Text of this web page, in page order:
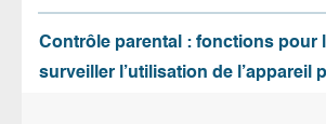
Contrôle parental : fonctions pour
surveiller l’utilisation de l’appareil